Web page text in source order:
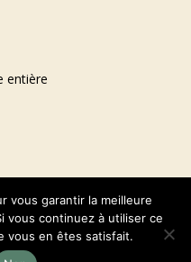
entière
vous garantir la meilleure
vous continuez à utiliser ce
vous en êtes satisfait.